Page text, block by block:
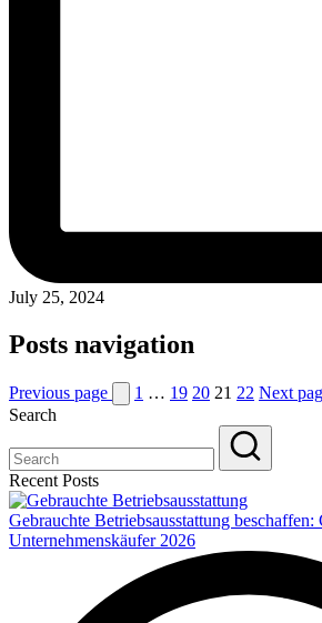
July 25, 2024
Posts navigation
Previous page 1 … 19 20 21 22 Next
Search
Recent Posts
Gebrauchte Betriebsausstattung
Unternehmenskäufer 2026